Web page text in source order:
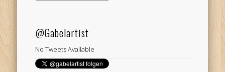
@Gabelartist
No Tweets Available